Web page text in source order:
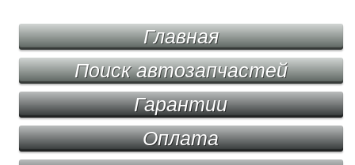
Главная
Поиск автозапчастей
Гарантии
Оплата